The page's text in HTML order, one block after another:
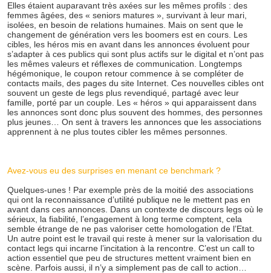
Elles étaient auparavant très axées sur les mêmes profils : des
femmes âgées, des « seniors matures », survivant à leur mari,
isolées, en besoin de relations humaines. Mais on sent que le
changement de génération vers les boomers est en cours. Les
cibles, les héros mis en avant dans les annonces évoluent pour
s’adapter à ces publics qui sont plus actifs sur le digital et n’ont pas
les mêmes valeurs et réflexes de communication. Longtemps
hégémonique, le coupon retour commence à se compléter de
contacts mails, des pages du site Internet. Ces nouvelles cibles ont
souvent un geste de legs plus revendiqué, partagé avec leur
famille, porté par un couple. Les « héros » qui apparaissent dans
les annonces sont donc plus souvent des hommes, des personnes
plus jeunes… On sent à travers les annonces que les associations
apprennent à ne plus toutes cibler les mêmes personnes.
Avez-vous eu des surprises en menant ce benchmark ?
Quelques-unes ! Par exemple près de la moitié des associations
qui ont la reconnaissance d’utilité publique ne le mettent pas en
avant dans ces annonces. Dans un contexte de discours legs où le
sérieux, la fiabilité, l’engagement à long terme comptent, cela
semble étrange de ne pas valoriser cette homologation de l’Etat.
Un autre point est le travail qui reste à mener sur la valorisation du
contact legs qui incarne l’incitation à la rencontre. C’est un call to
action essentiel que peu de structures mettent vraiment bien en
scène. Parfois aussi, il n’y a simplement pas de call to action…